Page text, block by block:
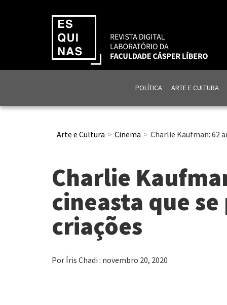
POLÍTICA ARTE E CULTURA
Arte e Cultura Cinema Charlie Kaufman: 62
Charlie
cineasta que
criações
Por Íris Chadi : novembro 20, 2020